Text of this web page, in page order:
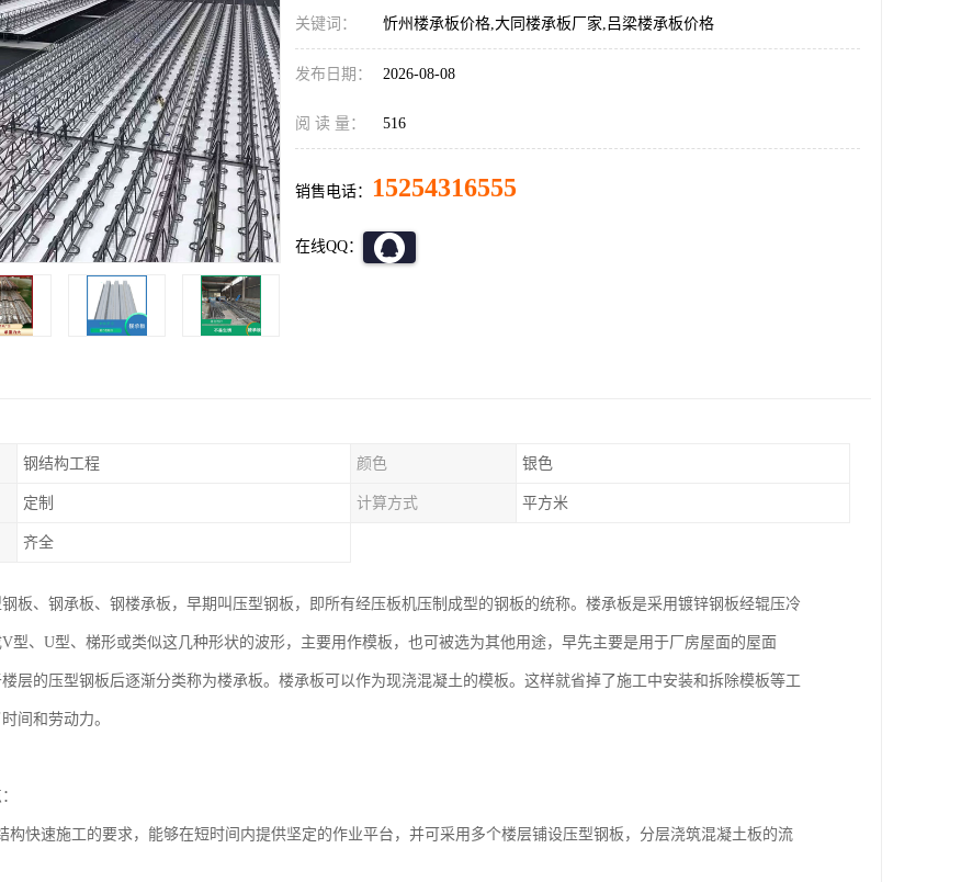
关键词： 忻州楼承板价格,大同楼承板厂家,吕梁楼承板价格
发布日期： 2026-08-08
阅 读 量： 516
销售电话： 15254316555
在线QQ：
钢结构工程 颜色 银色
定制 计算方式 平方米
齐全
板、钢承板、钢楼承板，早期叫压型钢板，即所有经压板机压制成型的钢板的统称。楼承板是采用镀锌钢板经辊压冷
型、U型、梯形或类似这几种形状的波形，主要用作模板，也可被选为其他用途，早先主要是用于厂房屋面的屋面
层的压型钢板后逐渐分类称为楼承板。楼承板可以作为现浇混凝土的模板。这样就省掉了施工中安装和拆除模板等工
间和劳动力。
构快速施工的要求，能够在短时间内提供坚定的作业平台，并可采用多个楼层铺设压型钢板，分层浇筑混凝土板的流